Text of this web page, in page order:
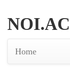
NOI.AC
Home